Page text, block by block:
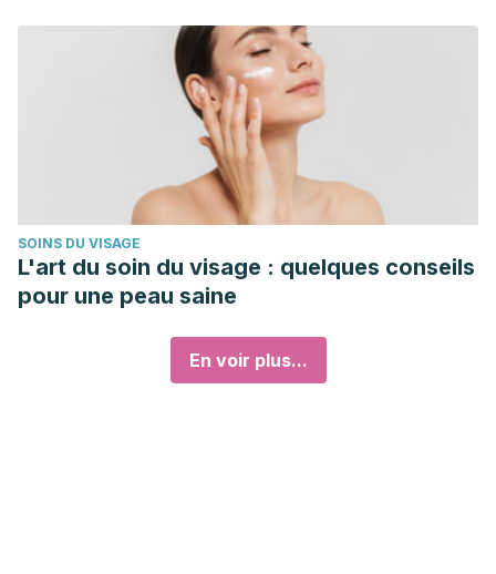
SOINS DU VISAGE
L'art du soin du visage : quelques conseils
pour une peau saine
En voir plus...